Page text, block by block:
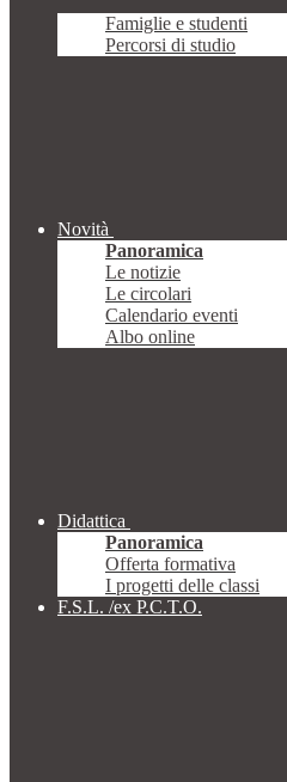
Famiglie e studenti
Percorsi di studio
Novità
Panoramica
Le notizie
Le circolari
Calendario eventi
Albo online
Didattica
Panoramica
Offerta formativa
I progetti delle classi
F.S.L. /ex P.C.T.O.